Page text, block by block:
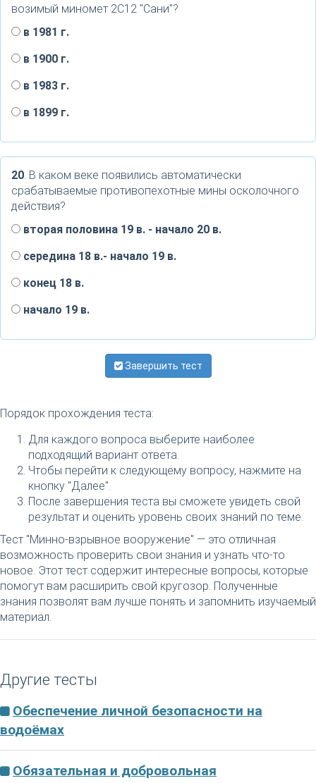
возимый миномет 2С12 "Сани"?
в 1981 г.
в 1900 г.
в 1983 г.
в 1899 г.
20. В каком веке появились автоматически
срабатываемые противопехотные мины осколочного
действия?
вторая половина 19 в. - начало 20 в.
середина 18 в.- начало 19 в.
конец 18 в.
начало 19 в.
Завершить тест
Порядок прохождения теста:
Для каждого вопроса выберите наиболее
подходящий вариант ответа.
Чтобы перейти к следующему вопросу, нажмите на
кнопку "Далее".
После завершения теста вы сможете увидеть свой
результат и оценить уровень своих знаний по теме.
Тест "Минно-взрывное вооружение" — это отличная
возможность проверить свои знания и узнать что-то
новое. Этот тест содержит интересные вопросы, которые
помогут вам расширить свой кругозор. Полученные
знания позволят вам лучше понять и запомнить изучаемый
материал.
Другие тесты
Обеспечение личной безопасности на
водоёмах
Обязательная и добровольная